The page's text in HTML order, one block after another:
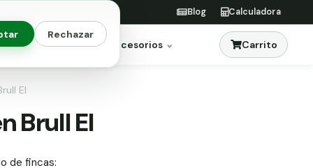
Rechazar
Blog Calculadora
Jardinería Accesorios Carrito
El
Brull El
de fincas: